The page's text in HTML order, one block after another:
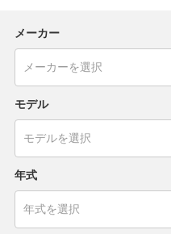
メーカー
モデル
年式